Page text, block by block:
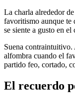
La charla alrededor
favoritismo aunque
se siente a gusto en el
Suena contraintuitivo.
alfombra cuando el
partido feo, cortado,
El recuerdo